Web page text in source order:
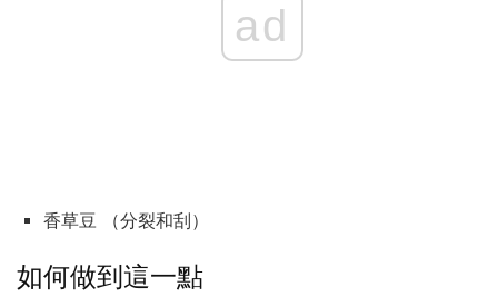
ad
香草豆 （分裂和刮）
如何做到這一點